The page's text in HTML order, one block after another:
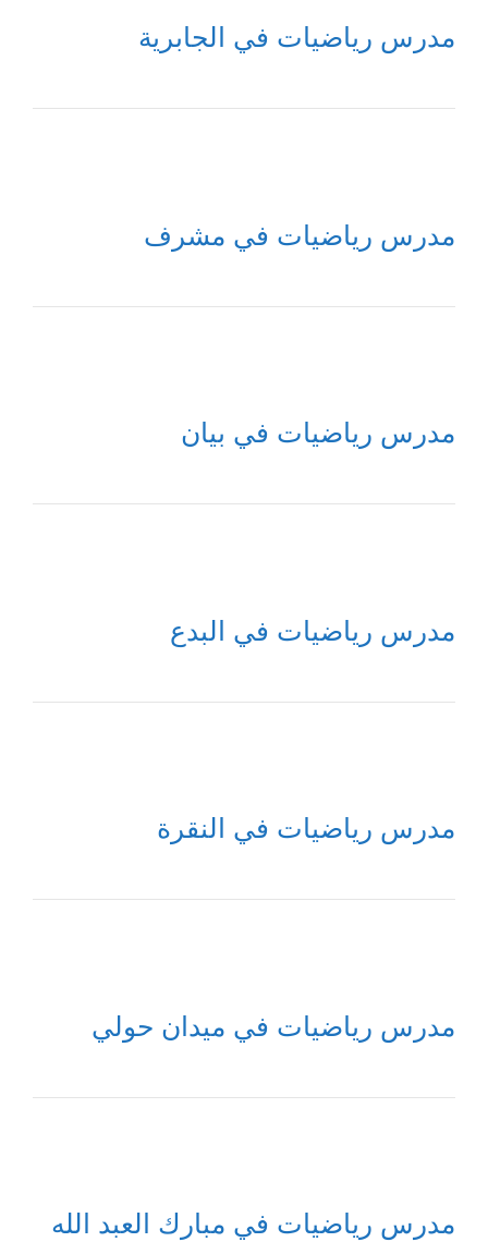
مدرس رياضيات في الجابرية
مدرس رياضيات في مشرف
مدرس رياضيات في بيان
مدرس رياضيات في البدع
مدرس رياضيات في النقرة
مدرس رياضيات في ميدان حولي
مدرس رياضيات في مبارك العبد الله